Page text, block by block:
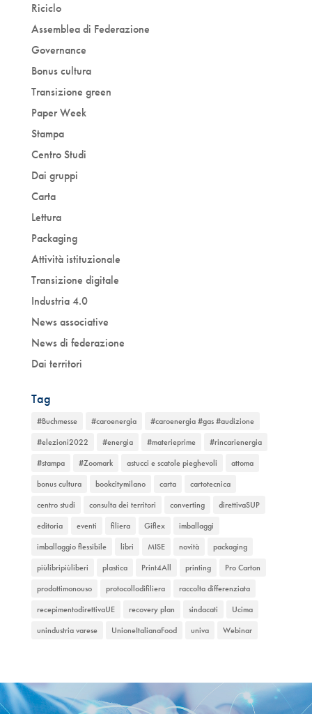
Riciclo
Assemblea di Federazione
Governance
Bonus cultura
Transizione green
Paper Week
Stampa
Centro Studi
Dai gruppi
Carta
Lettura
Packaging
Attività istituzionale
Transizione digitale
Industria 4.0
News associative
News di federazione
Dai territori
Tag
#Buchmesse #caroenergia
#caroenergia #gas #audizione
#elezioni2022
#energia #materieprime
#rincarienergia
#stampa
#Zoomark astucci e scatole pieghevoli
attoma
bonus cultura
bookcitymilano carta
cartotecnica
centro studi
consulta dei territori converting
direttivaSUP
editoria
eventi filiera Giflex
imballaggi
imballaggio flessibile
libri MISE novità
packaging
piùlibripiùliberi
plastica Print4All printing
Pro Carton
prodottimonouso
protocollodifiliera
raccolta differenziata
recepimentodirettivaUE
recovery plan sindacati
Ucima
unindustria varese
UnioneItalianaFood univa Webinar